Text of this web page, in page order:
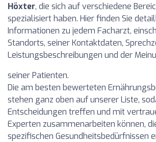
Höxter, die sich auf verschiedene
spezialisiert haben. Hier finden Sie
Informationen zu jedem Facharzt,
Standorts, seiner Kontaktdaten,
Leistungsbeschreibungen und der
seiner Patienten.
Die am besten bewerteten
stehen ganz oben auf unserer Liste,
Entscheidungen treffen und mit
Experten zusammenarbeiten können,
spezifischen Gesundheitsbedürfnissen